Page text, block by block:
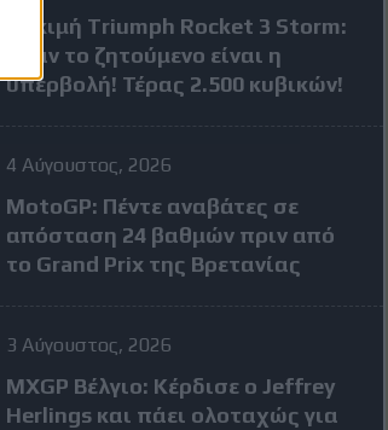
Δοκιμή Triumph Rocket 3 Storm:
Όταν το ζητούμενο είναι η
υπερβολή! Τέρας 2.500 κυβικών!
4 Αύγουστος, 2026
MotoGP: Πέντε αναβάτες σε
απόσταση 24 βαθμών πριν από
το Grand Prix της Βρετανίας
3 Αύγουστος, 2026
MXGP Βέλγιο: Κέρδισε ο Jeffrey
Herlings και πάει ολοταχώς για